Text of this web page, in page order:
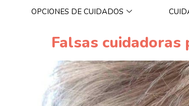
OPCIONES DE CUIDADOS
Falsas